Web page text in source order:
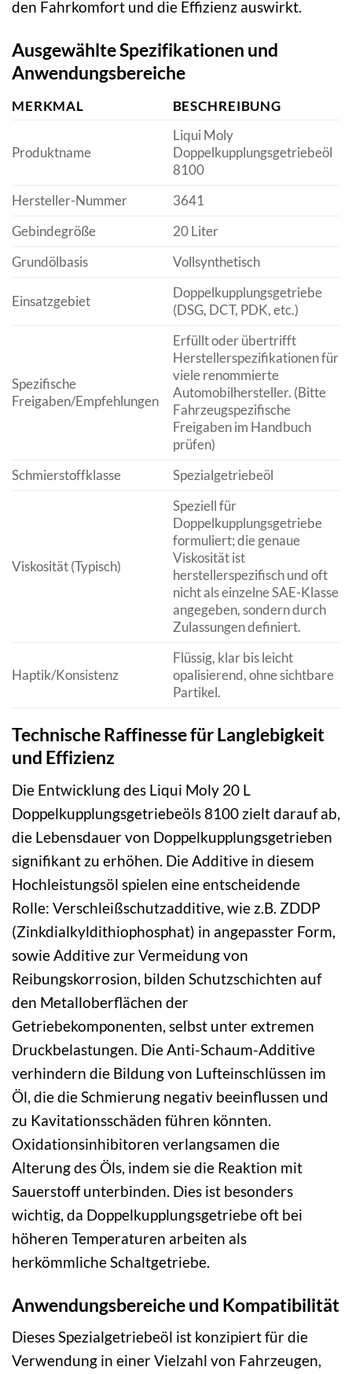
den Fahrkomfort und die Effizienz auswirkt.
Ausgewählte Spezifikationen und
Anwendungsbereiche
MERKMAL BESCHREIBUNG
Produktname
Liqui Moly
Doppelkupplungsgetriebeöl
8100
Hersteller-Nummer
3641
Gebindegröße
20 Liter
Grundölbasis
Vollsynthetisch
Einsatzgebiet
Doppelkupplungsgetriebe
(DSG, DCT, PDK, etc.)
Spezifische
Freigaben/Empfehlungen
Erfüllt oder übertrifft
Herstellerspezifikationen für
viele renommierte
Automobilhersteller. (Bitte
Fahrzeugspezifische
Freigaben im Handbuch
prüfen)
Schmierstoffklasse
Spezialgetriebeöl
Viskosität (Typisch)
Speziell für
Doppelkupplungsgetriebe
formuliert; die genaue
Viskosität ist
herstellerspezifisch und oft
nicht als einzelne SAE-Klasse
angegeben, sondern durch
Zulassungen definiert.
Haptik/Konsistenz
Flüssig, klar bis leicht
opalisierend, ohne sichtbare
Partikel.
Technische Raffinesse für Langlebigkeit
und Effizienz
Die Entwicklung des Liqui Moly 20 L
Doppelkupplungsgetriebeöls 8100 zielt darauf ab,
die Lebensdauer von Doppelkupplungsgetrieben
signifikant zu erhöhen. Die Additive in diesem
Hochleistungsöl spielen eine entscheidende
Rolle: Verschleißschutzadditive, wie z.B. ZDDP
(Zinkdialkyldithiophosphat) in angepasster Form,
sowie Additive zur Vermeidung von
Reibungskorrosion, bilden Schutzschichten auf
den Metalloberflächen der
Getriebekomponenten, selbst unter extremen
Druckbelastungen. Die Anti-Schaum-Additive
verhindern die Bildung von Lufteinschlüssen im
Öl, die die Schmierung negativ beeinflussen und
zu Kavitationsschäden führen könnten.
Oxidationsinhibitoren verlangsamen die
Alterung des Öls, indem sie die Reaktion mit
Sauerstoff unterbinden. Dies ist besonders
wichtig, da Doppelkupplungsgetriebe oft bei
höheren Temperaturen arbeiten als
herkömmliche Schaltgetriebe.
Anwendungsbereiche und Kompatibilität
Dieses Spezialgetriebeöl ist konzipiert für die
Verwendung in einer Vielzahl von Fahrzeugen,